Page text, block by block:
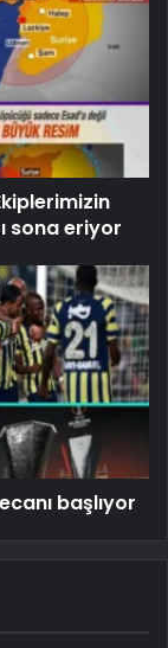
sona eriyor
başlıyor